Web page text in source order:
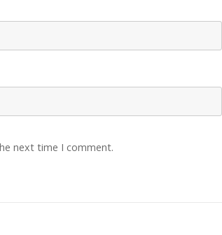
next time I comment.